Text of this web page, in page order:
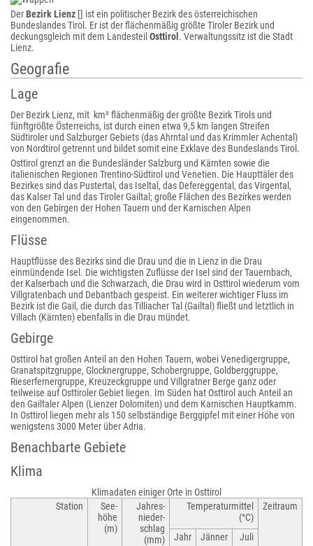
DerBezirk Lienz [] ist ein politischer Bezirk des österreichischen
Bundeslandes Tirol. Er ist der flächenmäßig größte Tiroler Bezirk und
deckungsgleich mit dem Landesteil Osttirol . Verwaltungssitz ist die Stadt
Lienz.
Geografie
Lage
Der Bezirk Lienz, mit km² flächenmäßig der größte Bezirk Tirols und
fünftgrößte Österreichs, ist durch einen etwa 9,5 km langen Streifen
Südtiroler und Salzburger Gebiets (das Ahrntal und das Krimmler Achental)
von Nordtirol getrennt und bildet somit eine Exklave des Bundeslands Tirol.
Osttirol grenzt an die Bundesländer Salzburg und Kärnten sowie die
italienischen Regionen Trentino-Südtirol und Venetien. Die Haupttäler des
Bezirkes sind das Pustertal, das Iseltal, das Defereggental, das Virgental,
das Kalser Tal und das Tiroler Gailtal; große Flächen des Bezirkes werden
von den Gebirgen der Hohen Tauern und der Karnischen Alpen
eingenommen.
Flüsse
Hauptflüsse des Bezirks sind die Drau und die in Lienz in die Drau
einmündende Isel. Die wichtigsten Zuflüsse der Isel sind der Tauernbach,
der Kalserbach und die Schwarzach, die Drau wird in Osttirol wiederum vom
Villgratenbach und Debantbach gespeist. Ein weiterer wichtiger Fluss im
Bezirk ist die Gail, die durch das Tilliacher Tal (Gailtal) fließt und letztlich in
Villach (Kärnten) ebenfalls in die Drau mündet.
Gebirge
Osttirol hat großen Anteil an den Hohen Tauern, wobei Venedigergruppe,
Granatspitzgruppe, Glocknergruppe, Schobergruppe, Goldberggruppe,
Rieserfernergruppe, Kreuzeckgruppe und Villgratner Berge ganz oder
teilweise auf Osttiroler Gebiet liegen. Im Süden hat Osttirol auch Anteil an
den Gailtaler Alpen (Lienzer Dolomiten) und dem Karnischen Hauptkamm.
In Osttirol liegen mehr als 150 selbständige Berggipfel mit einer Höhe von
wenigstens 3000 Meter über Adria.
Benachbarte Gebiete
Klima
Klimadaten einiger Orte in Osttirol
Station
See­
höhe
(m)
Jahres­
nieder-
schlag
(mm)
Temperatur­mittel
(°C)
Zeitraum
Jahr Jänner
Juli